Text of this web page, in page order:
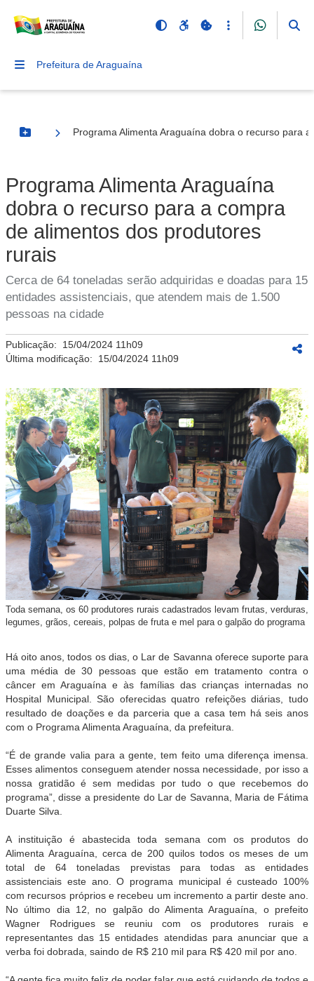
Prefeitura de Araguaína
Botão Menu
Programa Alimenta Araguaína dobra o recurso para
Programa Alimenta Araguaína
dobra o recurso para a compra
de alimentos dos produtores
rurais
Cerca de 64 toneladas serão adquiridas e doadas para 15
entidades assistenciais, que atendem mais de 1.500
pessoas na cidade
Publicação: 15/04/2024 11h09
Última modificação: 15/04/2024 11h09
Toda semana, os 60 produtores rurais cadastrados levam frutas, verduras,
legumes, grãos, cereais, polpas de fruta e mel para o galpão do programa
Há oito anos, todos os dias, o Lar de Savanna oferece suporte para
uma média de 30 pessoas que estão em tratamento contra o
câncer em Araguaína e às famílias das crianças internadas no
Hospital Municipal. São oferecidas quatro refeições diárias, tudo
resultado de doações e da parceria que a casa tem há seis anos
com o Programa Alimenta Araguaína, da prefeitura.
“É de grande valia para a gente, tem feito uma diferença imensa.
Esses alimentos conseguem atender nossa necessidade, por isso a
nossa gratidão é sem medidas por tudo o que recebemos do
programa”, disse a presidente do Lar de Savanna, Maria de Fátima
Duarte Silva.
A instituição é abastecida toda semana com os produtos do
Alimenta Araguaína, cerca de 200 quilos todos os meses de um
total de 64 toneladas previstas para todas as entidades
assistenciais este ano. O programa municipal é custeado 100%
com recursos próprios e recebeu um incremento a partir deste ano.
No último dia 12, no galpão do Alimenta Araguaína, o prefeito
Wagner Rodrigues se reuniu com os produtores rurais e
representantes das 15 entidades atendidas para anunciar que a
verba foi dobrada, saindo de R$ 210 mil para R$ 420 mil por ano.